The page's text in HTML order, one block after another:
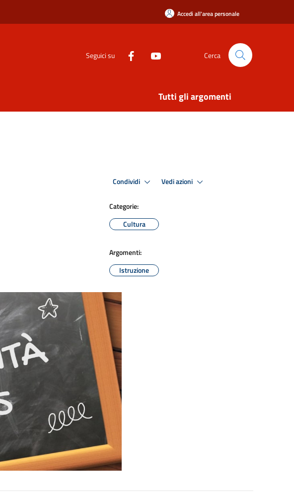
Accedi all'area personale
Seguici su Cerca
Tutti gli argomenti
Condividi Vedi azioni
Categorie:
Cultura
Argomenti:
Istruzione